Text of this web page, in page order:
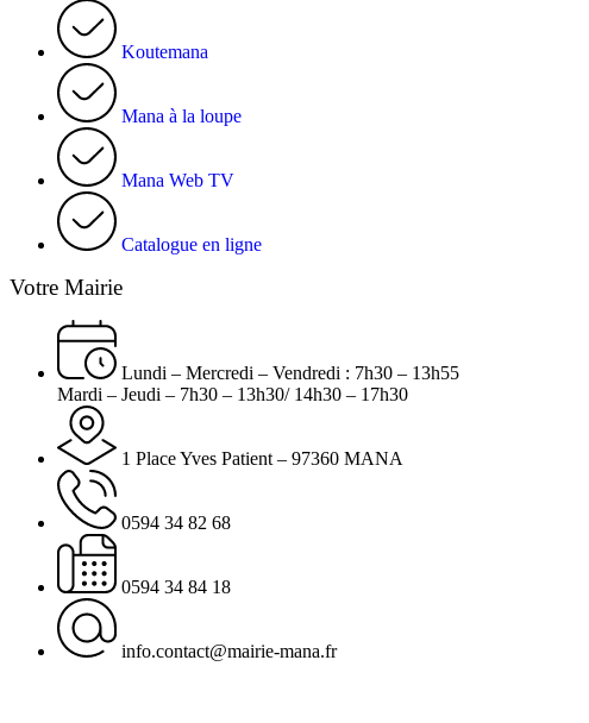
Koutemana
Mana à la loupe
Mana Web TV
Catalogue en ligne
Votre Mairie
Lundi – Mercredi – Vendredi : 7h30 – 13h55
Mardi – Jeudi – 7h30 – 13h30/ 14h30 – 17h30
1 Place Yves Patient – 97360 MANA
0594 34 82 68
0594 34 84 18
info.contact@mairie-mana.fr